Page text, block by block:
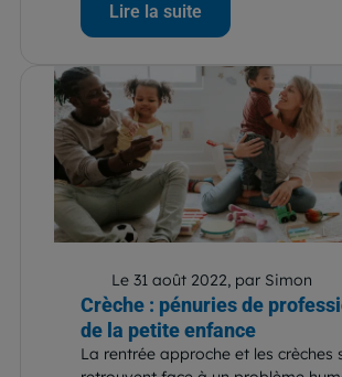
Lire la suite
Le 31 août 2022, par Simon
Crèche : pénuries de
de la petite enfance
La rentrée approche et les crèches